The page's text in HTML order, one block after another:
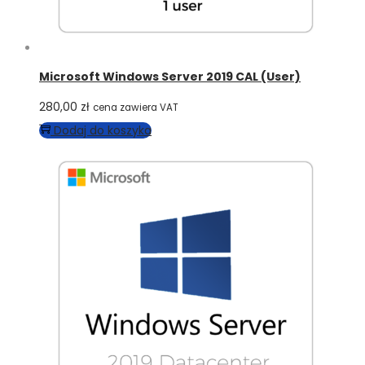
Microsoft Windows Server 2019 CAL (User)
280,00 zł cena zawiera VAT
Dodaj do koszyka